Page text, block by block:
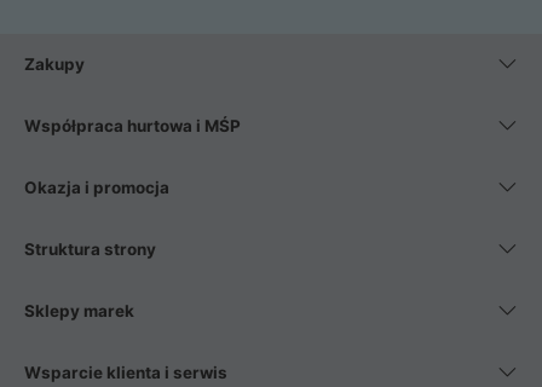
wentylatory. Na koniec mając już to wszystko, możesz
Zakupy
Współpraca hurtowa i MŚP
Okazja i promocja
Struktura strony
Sklepy marek
Wsparcie klienta i serwis